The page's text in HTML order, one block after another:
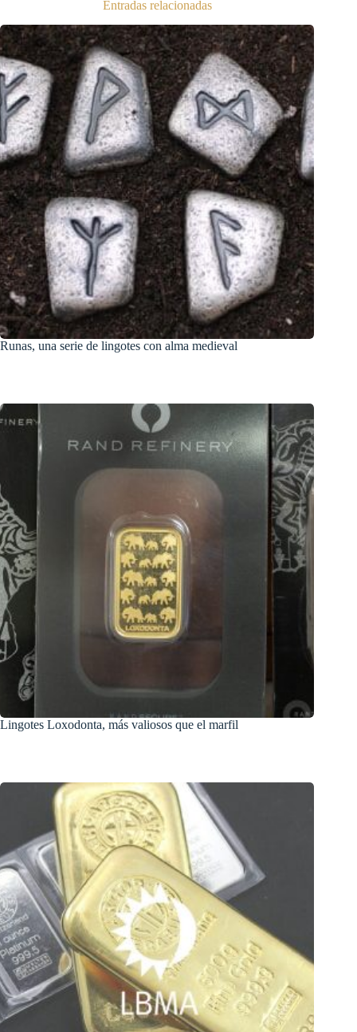
Entradas relacionadas
Runas, una serie de lingotes con alma medieval
Lingotes Loxodonta, más valiosos que el marfil